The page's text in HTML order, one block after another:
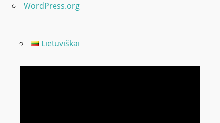
WordPress.org
Lietuviškai